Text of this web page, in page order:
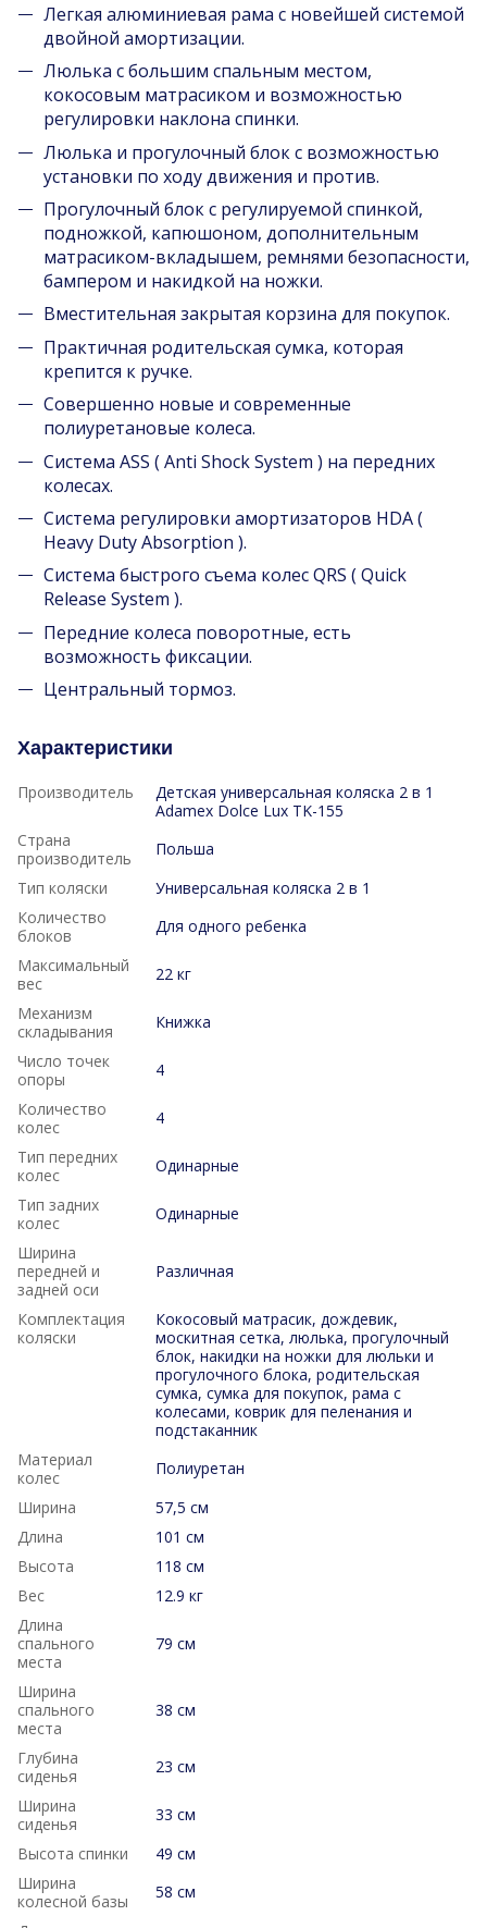
Легкая алюминиевая рама с новейшей системой
двойной амортизации.
Люлька с большим спальным местом,
кокосовым матрасиком и возможностью
регулировки наклона спинки.
Люлька и прогулочный блок с возможностью
установки по ходу движения и против.
Прогулочный блок с регулируемой спинкой,
подножкой, капюшоном, дополнительным
матрасиком-вкладышем, ремнями безопасности,
бампером и накидкой на ножки.
Вместительная закрытая корзина для покупок.
Практичная родительская сумка, которая
крепится к ручке.
Совершенно новые и современные
полиуретановые колеса.
Система ASS ( Anti Shock System ) на передних
колесах.
Система регулировки амортизаторов HDA (
Heavy Duty Absorption ).
Система быстрого съема колес QRS ( Quick
Release System ).
Передние колеса поворотные, есть
возможность фиксации.
Центральный тормоз.
Характеристики
Производитель
Детская универсальная коляска 2 в 1
Adamex Dolce Lux TK-155
Страна
производитель
Польша
Тип коляски
Универсальная коляска 2 в 1
Количество
блоков
Для одного ребенка
Максимальный
вес
22 кг
Механизм
складывания
Книжка
Число точек
опоры
4
Количество
колес
4
Тип передних
колес
Одинарные
Тип задних
колес
Одинарные
Ширина
передней и
задней оси
Различная
Комплектация
коляски
Кокосовый матрасик, дождевик,
москитная сетка, люлька, прогулочный
блок, накидки на ножки для люльки и
прогулочного блока, родительская
сумка, сумка для покупок, рама с
колесами, коврик для пеленания и
подстаканник
Материал
колес
Полиуретан
Ширина
57,5 см
Длина
101 см
Высота
118 см
Вес
12.9 кг
Длина
спального
места
79 см
Ширина
спального
места
38 см
Глубина
сиденья
23 см
Ширина
сиденья
33 см
Высота спинки
49 см
Ширина
колесной базы
58 см